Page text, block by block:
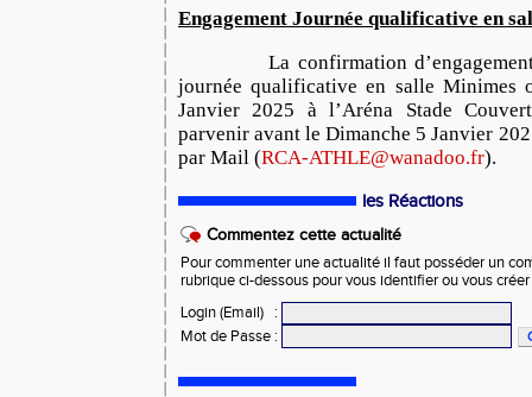
Engagement Journée qualificative en
La confirmation d’engagement
journée qualificative en salle Minimes
Janvier 2025 à l’Aréna Stade
parvenir avant le Dimanche 5 Janvier
par Mail (RCA-ATHLE@wanadoo.fr).
les Réactions
Commentez cette actualité
Pour commenter une actualité il faut posséder un
rubrique ci-dessous pour vous identifier ou vous
Login (Email)
:
Mot de Passe :